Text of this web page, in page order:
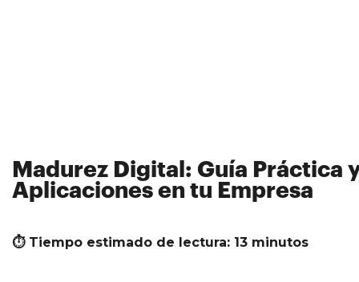
Madurez Digital: Guía Práctica
Aplicaciones en tu Empresa
⏱ Tiempo estimado de lectura: 13 minutos